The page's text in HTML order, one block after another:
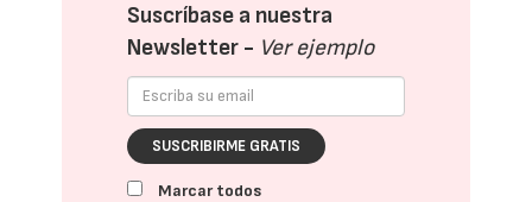
Suscríbase a nuestra
Newsletter - Ver ejemplo
SUSCRIBIRME GRATIS
Marcar todos